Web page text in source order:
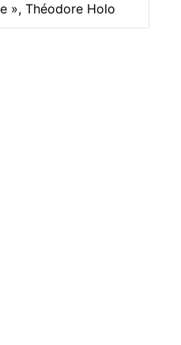
», Théodore Holo